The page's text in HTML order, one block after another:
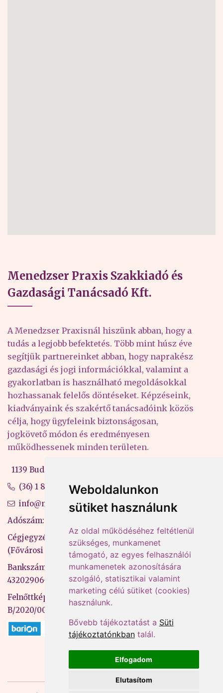
Weboldalunkon
sütiket használunk
Az oldal működéséhez feltétlenül
szükséges, munkamenet
támogató, az egyes felhasználói
munkamenetek azonosítására
szolgáló, statisztikai valamint
marketing célú sütiket (cookies)
használunk.
Bővebb tájékoztatást a Süti
tájékoztatónkbantalál.
Elfogadom
Elutasítom
Menedzser Praxis Szakkiadó és
Gazdasági Tanácsadó Kft.
A Menedzser Praxisnál hiszünk abban, hogy a
tudás a legjobb befektetés. Több mint húsz éve
segítjük partnereinket abban, hogy naprakész
gazdasági és jogi információkkal, valamint a
gyakorlatban is használható megoldásokkal
hozhassanak felelős döntéseket. Képzéseink,
kiadványaink és szakértő tanácsadóink közös
célja, hogy ügyfeleink biztonságosan,
jogkövető módon és eredményesen
működhessenek minden területen.
1139 Budapest, Váci út 99-105. 4. em.
(36) 1 880 76 00
info@mprx.hu
Adószám: 13598145-2-41
Cégjegyzékszám: 01-09-883770
(Fővárosi Bíróság)
Bankszámlaszám: CIB Bank, 10700581-
43202906-51100005
Felnőttképzési nyilvántartási szám:
B/2020/000053